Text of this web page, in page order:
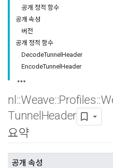
공개 정적 함수
공개 속성
버전
공개 정적 함수
DecodeTunnelHeader
EncodeTunnelHeader
nl ::Weave::Profiles::
Tunnel Header
요약
공개 속성